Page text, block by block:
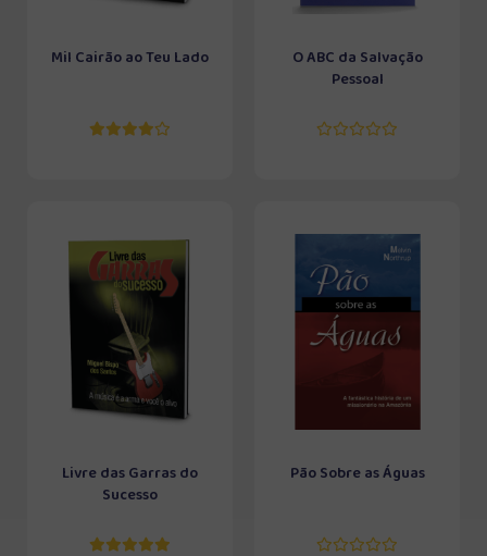
Mil Cairão ao Teu Lado
O ABC da Salvação
Pessoal
Livre das Garras do
Sucesso
Pão Sobre as Águas